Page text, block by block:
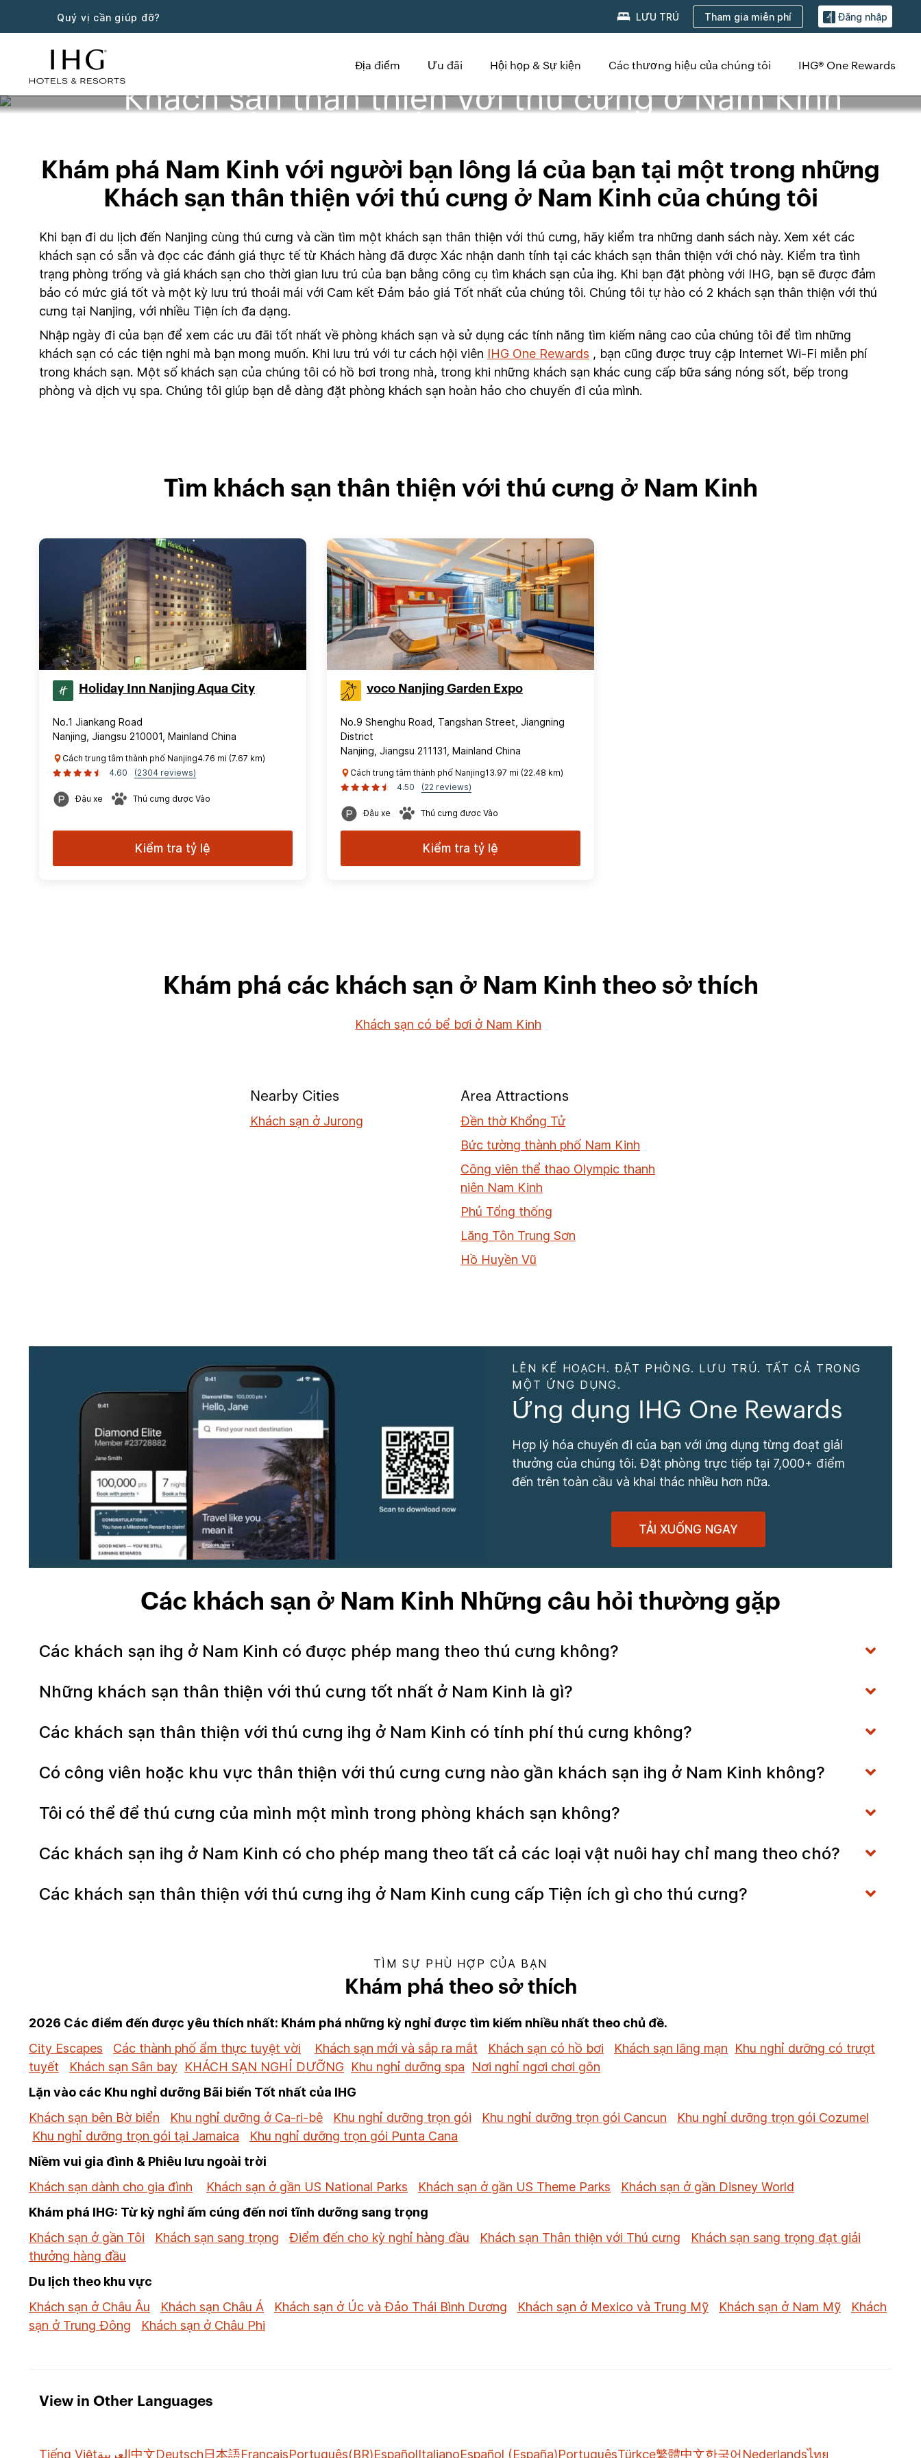
Quý vị cần giúp đỡ? LƯU TRÚ Tham gia miễn phí Đăng nhập
Địa điểm Ưu đãi Hội họp & Sự kiện Các thương hiệu của chúng tôi IHG® One Rewards
Khách sạn thân thiện với thú cưng ở Nam Kinh
Khám phá Nam Kinh với người bạn lông lá của bạn tại một trong những
Khách sạn thân thiện với thú cưng ở Nam Kinh của chúng tôi
Khi bạn đi du lịch đến Nanjing cùng thú cưng và cần tìm một khách sạn thân thiện với thú cưng, hãy kiểm tra những danh sách này. Xem xét các
khách sạn có sẵn và đọc các đánh giá thực tế từ Khách hàng đã được Xác nhận danh tính tại các khách sạn thân thiện với chó này. Kiểm tra tình
trạng phòng trống và giá khách sạn cho thời gian lưu trú của bạn bằng công cụ tìm khách sạn của ihg. Khi bạn đặt phòng với IHG, bạn sẽ được đảm
bảo có mức giá tốt và một kỳ lưu trú thoải mái với Cam kết Đảm bảo giá Tốt nhất của chúng tôi. Chúng tôi tự hào có 2 khách sạn thân thiện với thú
cưng tại Nanjing, với nhiều Tiện ích đa dạng.
Nhập ngày đi của bạn để xem các ưu đãi tốt nhất về phòng khách sạn và sử dụng các tính năng tìm kiếm nâng cao của chúng tôi để tìm những
khách sạn có các tiện nghi mà bạn mong muốn. Khi lưu trú với tư cách hội viên IHG One Rewards , bạn cũng được truy cập Internet Wi-Fi miễn phí
trong khách sạn. Một số khách sạn của chúng tôi có hồ bơi trong nhà, trong khi những khách sạn khác cung cấp bữa sáng nóng sốt, bếp trong
phòng và dịch vụ spa. Chúng tôi giúp bạn dễ dàng đặt phòng khách sạn hoàn hảo cho chuyến đi của mình.
Tìm khách sạn thân thiện với thú cưng ở Nam Kinh
Holiday Inn Nanjing Aqua City
No.1 Jiankang Road
Nanjing, Jiangsu 210001, Mainland China
Cách trung tâm thành phố Nanjing4.76 mi (7.67 km)
4.60
(2304 reviews)
Đậu xe Thú cưng được Vào
Kiểm tra tỷ lệ
voco Nanjing Garden Expo
No.9 Shenghu Road, Tangshan Street, Jiangning
District
Nanjing, Jiangsu 211131, Mainland China
Cách trung tâm thành phố Nanjing13.97 mi (22.48 km)
4.50
(22 reviews)
Đậu xe Thú cưng được Vào
Kiểm tra tỷ lệ
Khám phá các khách sạn ở Nam Kinh theo sở thích
Khách sạn có bể bơi ở Nam Kinh
Nearby Cities
Khách sạn ở Jurong
Area Attractions
Đền thờ Khổng Tử
Bức tường thành phố Nam Kinh
Công viên thể thao Olympic thanh
niên Nam Kinh
Phủ Tổng thống
Lăng Tôn Trung Sơn
Hồ Huyền Vũ
LÊN KẾ HOẠCH. ĐẶT PHÒNG. LƯU TRÚ. TẤT CẢ TRONG
MỘT ỨNG DỤNG.
Ứng dụng IHG One Rewards
Hợp lý hóa chuyến đi của bạn với ứng dụng từng đoạt giải
thưởng của chúng tôi. Đặt phòng trực tiếp tại 7,000+ điểm
đến trên toàn cầu và khai thác nhiều hơn nữa.
TẢI XUỐNG NGAY
Các khách sạn ở Nam Kinh Những câu hỏi thường gặp
Các khách sạn ihg ở Nam Kinh có được phép mang theo thú cưng không?
Những khách sạn thân thiện với thú cưng tốt nhất ở Nam Kinh là gì?
Các khách sạn thân thiện với thú cưng ihg ở Nam Kinh có tính phí thú cưng không?
Có công viên hoặc khu vực thân thiện với thú cưng cưng nào gần khách sạn ihg ở Nam Kinh không?
Tôi có thể để thú cưng của mình một mình trong phòng khách sạn không?
Các khách sạn ihg ở Nam Kinh có cho phép mang theo tất cả các loại vật nuôi hay chỉ mang theo chó?
Các khách sạn thân thiện với thú cưng ihg ở Nam Kinh cung cấp Tiện ích gì cho thú cưng?
TÌM SỰ PHÙ HỢP CỦA BẠN
Khám phá theo sở thích
2026 Các điểm đến được yêu thích nhất: Khám phá những kỳ nghỉ được tìm kiếm nhiều nhất theo chủ đề.
City Escapes
Các thành phố ẩm thực tuyệt vời Khách sạn mới và sắp ra mắt Khách sạn có hồ bơi Khách sạn lãng mạn
Khu nghỉ dưỡng có trượt
tuyết
Khách sạn Sân bay KHÁCH SẠN NGHỈ DƯỠNG Khu nghỉ dưỡng spa
Nơi nghỉ ngơi chơi gôn
Lặn vào các Khu nghỉ dưỡng Bãi biển Tốt nhất của IHG
Khách sạn bên Bờ biển
Khu nghỉ dưỡng ở Ca-ri-bê Khu nghỉ dưỡng trọn gói Khu nghỉ dưỡng trọn gói Cancun
Khu nghỉ dưỡng trọn gói Cozumel
Khu nghỉ dưỡng trọn gói tại Jamaica
Khu nghỉ dưỡng trọn gói Punta Cana
Niềm vui gia đình & Phiêu lưu ngoài trời
Khách sạn dành cho gia đình
Khách sạn ở gần US National Parks Khách sạn ở gần US Theme Parks
Khách sạn ở gần Disney World
Khám phá IHG: Từ kỳ nghỉ ấm cúng đến nơi tĩnh dưỡng sang trọng
Khách sạn ở gần Tôi
Khách sạn sang trọng Điểm đến cho kỳ nghỉ hàng đầu Khách sạn Thân thiện với Thú cưng
Khách sạn sang trọng đạt giải
thưởng hàng đầu
Du lịch theo khu vực
Khách sạn ở Châu Âu
Khách sạn Châu Á Khách sạn ở Úc và Đảo Thái Bình Dương Khách sạn ở Mexico và Trung Mỹ Khách sạn ở Nam Mỹ
Khách
sạn ở Trung Đông
Khách sạn ở Châu Phi
View in Other Languages
Tiếng Việtالعربية中文Deutsch日本語FrançaisPortuguês(BR)EspañolItalianoEspañol (España)PortuguêsTürkçe繁體中文한국어 Nederlandsไทย